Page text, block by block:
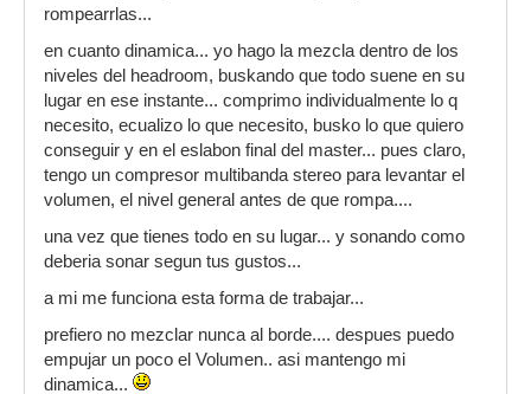
rompearrlas...
en cuanto dinamica... yo hago la mezcla dentro de los
niveles del headroom, buskando que todo suene en su
lugar en ese instante... comprimo individualmente lo q
necesito, ecualizo lo que necesito, busko lo que quiero
conseguir y en el eslabon final del master... pues claro,
tengo un compresor multibanda stereo para levantar el
volumen, el nivel general antes de que rompa....
una vez que tienes todo en su lugar... y sonando como
deberia sonar segun tus gustos...
a mi me funciona esta forma de trabajar...
prefiero no mezclar nunca al borde.... despues puedo
empujar un poco el Volumen.. asi mantengo mi
dinamica...